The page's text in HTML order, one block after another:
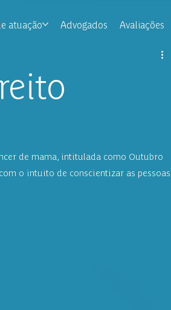
atuação Advogados Avaliações
de mama, intitulada como Outubro
o intuito de conscientizar as pessoas